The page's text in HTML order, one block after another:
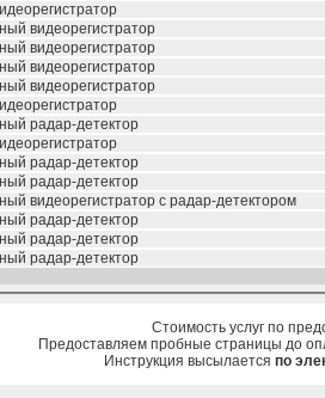
видеорегистратор
видеорегистратор
видеорегистратор
видеорегистратор
радар-детектор
радар-детектор
радар-детектор
видеорегистратор с радар-детектором
радар-детектор
радар-детектор
радар-детектор
Стоимость услуг по
Предоставляем пробные страницы до
Инструкция высылается по